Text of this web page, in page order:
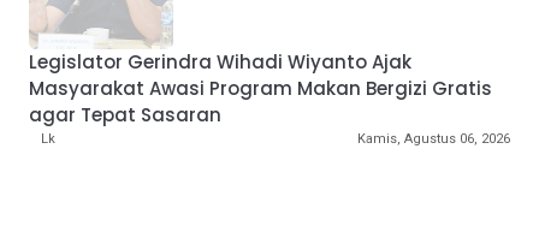
Legislator Gerindra Wihadi Wiyanto Ajak
Masyarakat Awasi Program Makan Bergizi Gratis
agar Tepat Sasaran
Lk Kamis, Agustus 06, 2026